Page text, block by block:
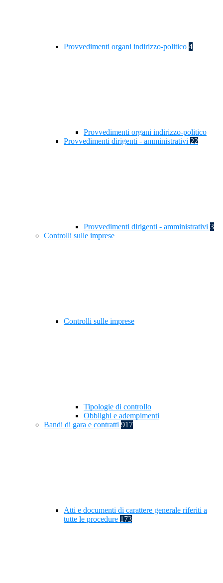
Provvedimenti organi indirizzo-politico 4
Provvedimenti organi indirizzo-politico
Provvedimenti dirigenti - amministrativi 22
Provvedimenti dirigenti - amministrativi 3
Controlli sulle imprese
Controlli sulle imprese
Tipologie di controllo
Obblighi e adempimenti
Bandi di gara e contratti 917
Atti e documenti di carattere generale riferiti a
tutte le procedure 173